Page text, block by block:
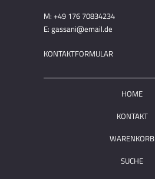
M: +49 176 70834234
E: gassani@email.de
KONTAKTFORMULAR
HOME
KONTAKT
WARENKORB
SUCHE